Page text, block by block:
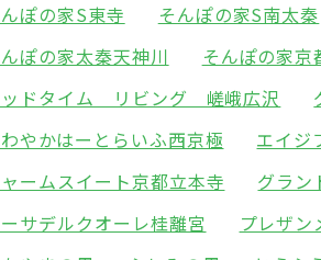
ぽの家S東寺
そんぽの家S南太秦
ぽの家太秦天神川
そんぽの家京
ドタイム リビング 嵯峨広沢
やかはーとらいふ西京極
エイジ
ームスイート京都立本寺
グラン
サデルクオーレ桂離宮
プレザ